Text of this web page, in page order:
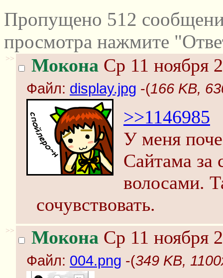
Пропущено 512
просмотра нажмите
>> Мокона Ср 11 ноября
Файл: display.jpg -(166 KB,
>>1146985
У меня
Сайтама за
волосами.
сочувствовать.
>> Мокона Ср 11 ноября
Файл: 004.png -(349 KB,